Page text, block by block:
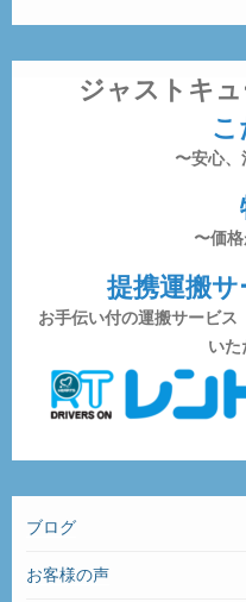
ジャストキ
こ
〜安心
〜価
提携運搬
お手伝い付の運搬サービス
いた
ブログ
お客様の声